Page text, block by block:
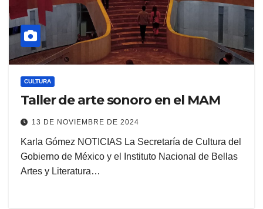
CULTURA
Taller de arte sonoro en el MAM
13 DE NOVIEMBRE DE 2024
Karla Gómez NOTICIAS La Secretaría de Cultura del
Gobierno de México y el Instituto Nacional de Bellas
Artes y Literatura…